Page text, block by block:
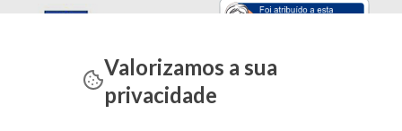
Valorizamos a sua
privacidade